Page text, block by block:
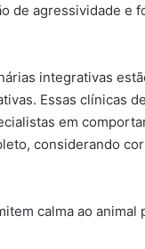
de agressividade e
integrativas
Essas clínicas
em
considerando
calma ao